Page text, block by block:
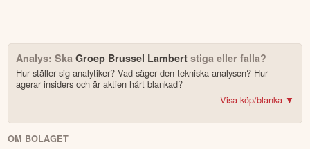
Analys: Ska Groep Brussel Lambertstiga eller falla?
Hur ställer sig analytiker? Vad säger den tekniska analysen? Hur
agerar insiders och är aktien hårt blankad?
erbjudandet!
Visa köp/blanka ▼
OM BOLAGET